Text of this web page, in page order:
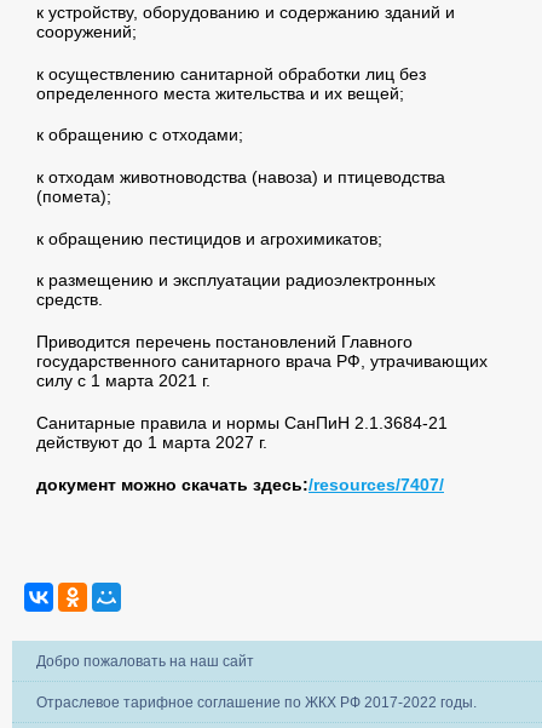
к устройству, оборудованию и содержанию зданий и
сооружений;
к осуществлению санитарной обработки лиц без
определенного места жительства и их вещей;
к обращению с отходами;
к отходам животноводства (навоза) и птицеводства
(помета);
к обращению пестицидов и агрохимикатов;
к размещению и эксплуатации радиоэлектронных
средств.
Приводится перечень постановлений Главного
государственного санитарного врача РФ, утрачивающих
силу с 1 марта 2021 г.
Санитарные правила и нормы СанПиН 2.1.3684-21
действуют до 1 марта 2027 г.
документ можно скачать здесь:/resources/7407/
Добро пожаловать на наш сайт
Отраслевое тарифное соглашение по ЖКХ РФ 2017-2022 годы.